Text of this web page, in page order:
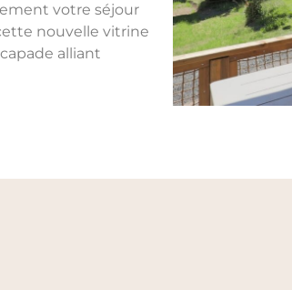
votre séjour
nouvelle vitrine
alliant